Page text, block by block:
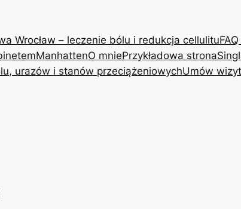
Wrocław – leczenie bólu i redukcja cellulitu
ManhattenO mniePrzykładowa strona
urazów i stanów przeciążeniowychUmów